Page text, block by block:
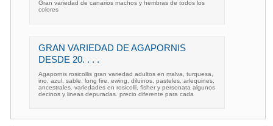
Gran variedad de canarios machos y hembras de todos los
colores
GRAN VARIEDAD DE AGAPORNIS
DESDE 20. . . .
Agapornis rosicollis gran variedad adultos en malva, turquesa,
ino, azul, sable, long fire, ewing, diluinos, pasteles, arlequines,
ancestrales. variedades en rosicolli, fisher y personata algunos
decinos y lineas depuradas. precio diferente para cada